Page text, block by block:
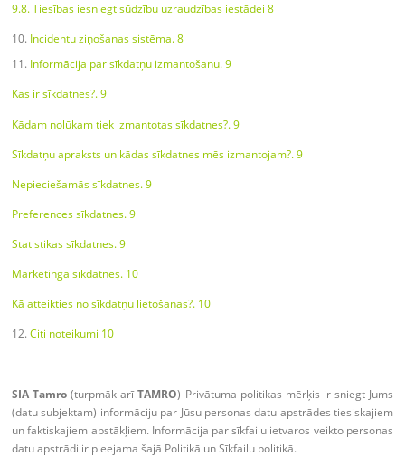
9.8. Tiesības iesniegt sūdzību uzraudzības iestādei 8
Incidentu ziņošanas sistēma. 8
Informācija par sīkdatņu izmantošanu. 9
Kas ir sīkdatnes?. 9
Kādam nolūkam tiek izmantotas sīkdatnes?. 9
Sīkdatņu apraksts un kādas sīkdatnes mēs izmantojam?. 9
Nepieciešamās sīkdatnes. 9
Preferences sīkdatnes. 9
Statistikas sīkdatnes. 9
Mārketinga sīkdatnes. 10
Kā atteikties no sīkdatņu lietošanas?. 10
Citi noteikumi 10
SIA Tamro (turpmāk arīTAMRO) Privātuma politikas mērķis ir sniegt Jums
(datu subjektam) informāciju par Jūsu personas datu apstrādes tiesiskajiem
un faktiskajiem apstākļiem. Informācija par sīkfailu ietvaros veikto personas
datu apstrādi ir pieejama šajā Politikā un Sīkfailu politikā.